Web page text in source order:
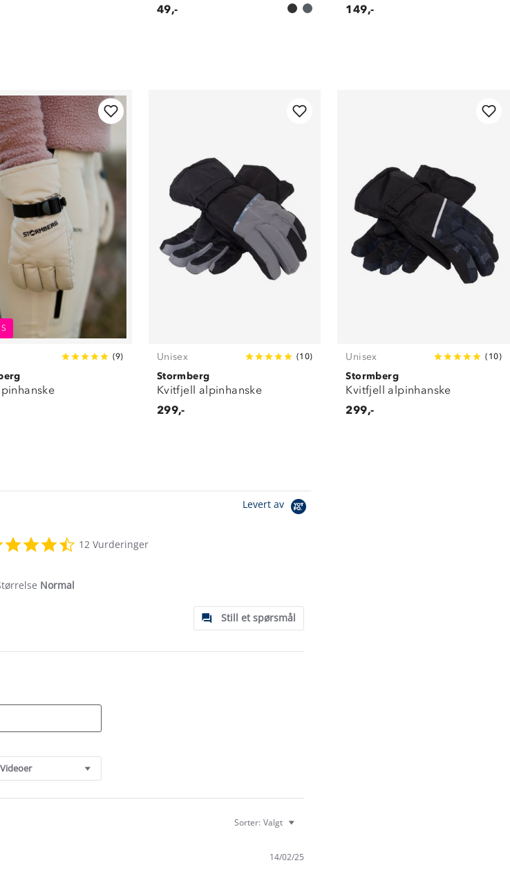
49,-
149,-
(9) Unisex (10)
Stormberg
Kvitfjell alpinhanske
299,-
Unisex ( 10)
Stormberg
Kvitfjell alpinhanske
299,-
Levert av
star
12 Vurderinger
Normal
Still et spørsmål
Sorter: Valgt
14/02/25